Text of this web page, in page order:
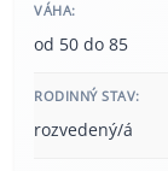
VÁHA:
od 50 do 85
RODINNÝ STAV:
rozvedený/á